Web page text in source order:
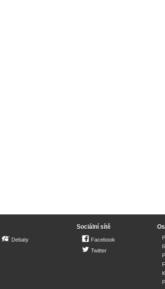
Debaty
Sociální sítě
Facebook
Twitter